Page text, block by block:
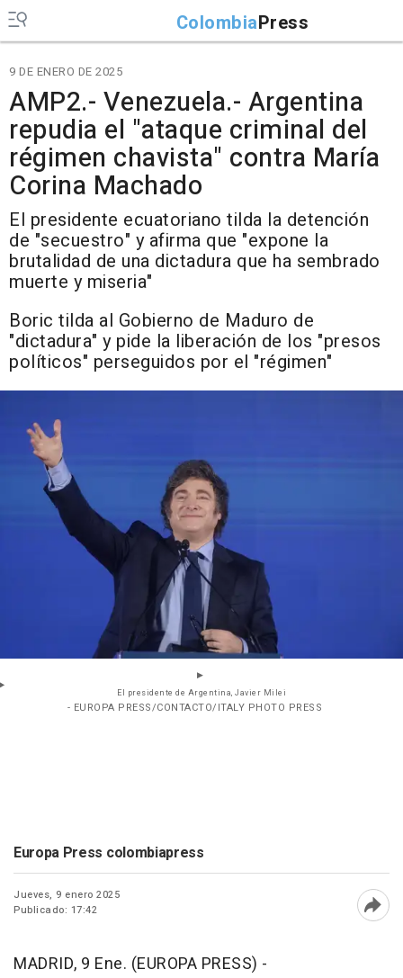
ColombiaPress
9 DE ENERO DE 2025
AMP2.- Venezuela.- Argentina
repudia el "ataque criminal del
régimen chavista" contra María
Corina Machado
El presidente ecuatoriano tilda la detención
de "secuestro" y afirma que "expone la
brutalidad de una dictadura que ha sembrado
muerte y miseria"
Boric tilda al Gobierno de Maduro de
"dictadura" y pide la liberación de los "presos
políticos" perseguidos por el "régimen"
El presidente de Argentina, Javier Milei
- EUROPA PRESS/CONTACTO/ITALY PHOTO PRESS
Europa Press colombiapress
Jueves, 9 enero 2025
Publicado: 17:42
MADRID, 9 Ene. (EUROPA PRESS) -